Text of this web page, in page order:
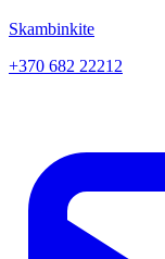
Skambinkite
+370 682 22212